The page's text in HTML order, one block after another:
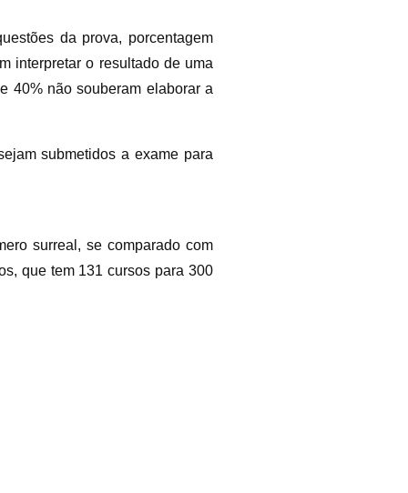
da prova, porcentagem
interpretar o resultado de uma
40% não souberam elaborar a
submetidos a exame para
surreal, se comparado com
que tem 131 cursos para 300